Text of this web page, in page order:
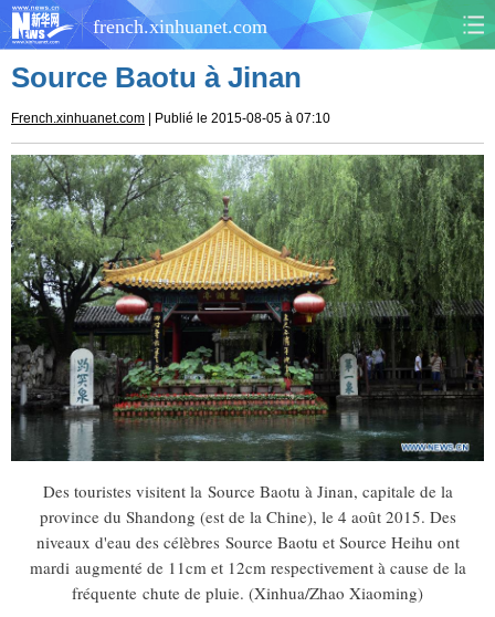
french.xinhuanet.com
CHINE
CULTURE SOCIÉTÉ
SANTÉ SPORTS
SCI&TECH PLANÈTE
TOURISME DOCUMENTS
DOSSIERS PHOTOS
Source Baotu à Jinan
French.xinhuanet.com | Publié le 2015-08-05 à 07:10
Des touristes visitent la Source Baotu à Jinan, capitale de la
province du Shandong (est de la Chine), le 4 août 2015. Des
niveaux d'eau des célèbres Source Baotu et Source Heihu ont
mardi augmenté de 11cm et 12cm respectivement à cause de la
fréquente chute de pluie. (Xinhua/Zhao Xiaoming)